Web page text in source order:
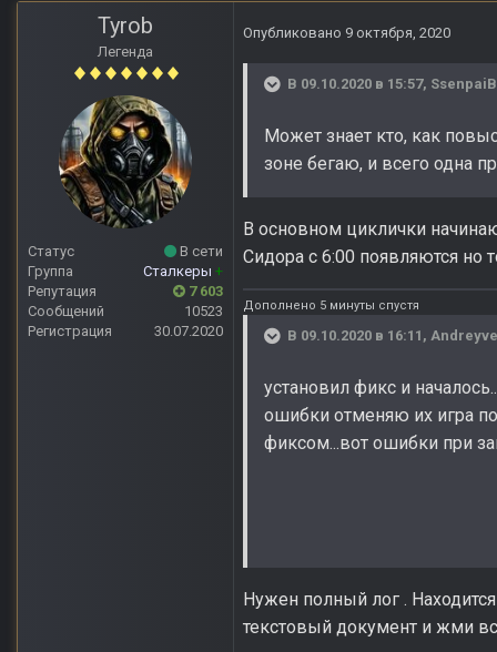
Tyrob
Легенда
Статус
В сети
Группа
Сталкеры +
Репутация
7 603
Сообщений
10523
Регистрация
30.07.2020
Опубликовано 9 октября, 2020
В 09.10.2020 в 15:57,
Может знает кто, как
зоне бегаю, и всего одна
В основном циклички
Сидора с 6:00 появляются но
Дополнено 5 минуты спустя
В 09.10.2020 в 16:11,
установил фикс и
ошибки отменяю их игра
фиксом...вот ошибки при
Нужен полный лог .
текстовый документ и жми